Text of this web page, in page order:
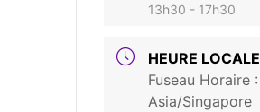
13h30 - 17h30
HEURE LOCALE
Fuseau Horaire :
Asia/Singapore